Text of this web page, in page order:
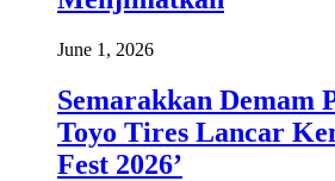
June 1, 2026
Semarakkan Demam
Toyo Tires Lancar
Fest 2026’